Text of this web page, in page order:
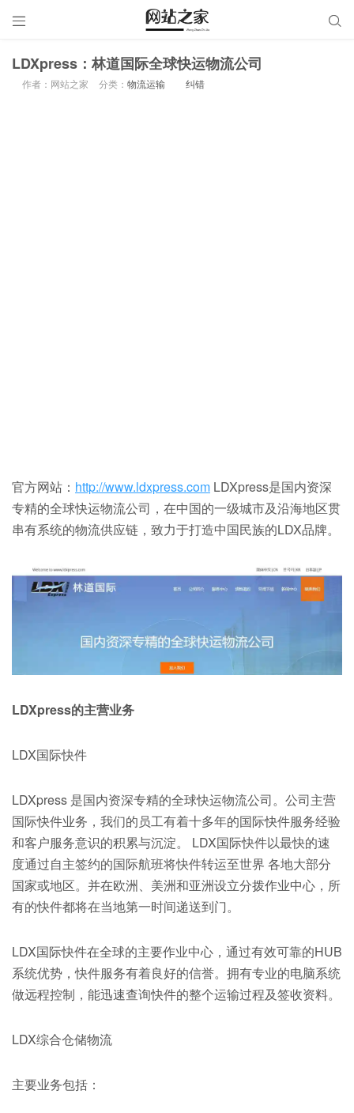
 
LDXpress：林道国际全球快运物流公司
作者：网站之家 分类： 物流运输 纠错
官方网站： http://www.ldxpress.com LDXpress是国内资深
专精的全球快运物流公司，在中国的一级城市及沿海地区贯
串有系统的物流供应链，致力于打造中国民族的LDX品牌。
LDXpress的主营业务
LDX国际快件
LDXpress 是国内资深专精的全球快运物流公司。公司主营
国际快件业务，我们的员工有着十多年的国际快件服务经验
和客户服务意识的积累与沉淀。 LDX国际快件以最快的速
度通过自主签约的国际航班将快件转运至世界 各地大部分
国家或地区。并在欧洲、美洲和亚洲设立分拨作业中心，所
有的快件都将在当地第一时间递送到门。
LDX国际快件在全球的主要作业中心，通过有效可靠的HUB
系统优势，快件服务有着良好的信誉。拥有专业的电脑系统
做远程控制，能迅速查询快件的整个运输过程及签收资料。
LDX综合仓储物流
主要业务包括：